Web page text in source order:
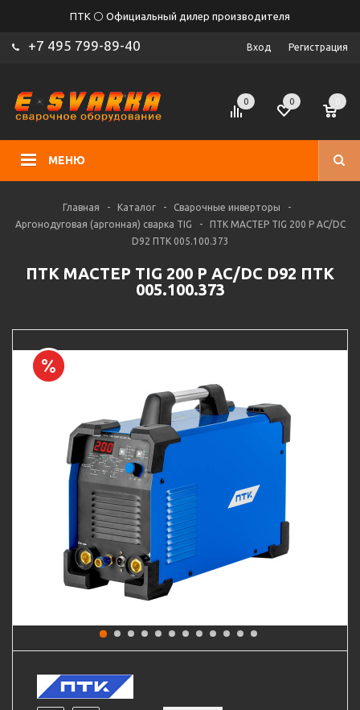
ПТК ⚪ Официальный дилер производителя
+7 495 799-89-40 Вход Регистрация
МЕНЮ
0 0
Главная - Каталог - Сварочные инверторы
-
Аргонодуговая (аргонная) сварка TIG
-
ПТК МАСТЕР TIG 200 P AC/DC
D92 ПТК 005.100.373
ПТК МАСТЕР TIG 200 P AC/DC D92 ПТК
005.100.373